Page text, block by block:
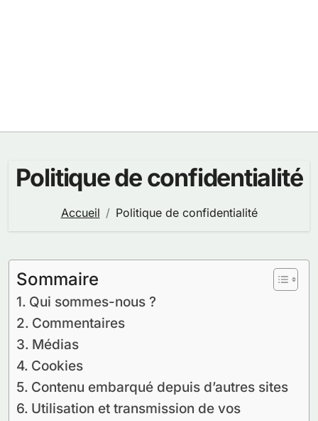
Politique de confidentialité
Accueil Politique de confidentialité
Sommaire
Qui sommes-nous ?
Commentaires
Médias
Cookies
Contenu embarqué depuis d’autres sites
Utilisation et transmission de vos